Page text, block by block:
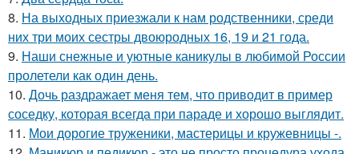
8. На выходных приезжали к нам родственники, среди
них три моих сестры двоюродных 16, 19 и 21 года.
9. Наши снежные и уютные каникулы в любимой России
пролетели как один день.
10. Дочь раздражает меня тем, что приводит в пример
соседку, которая всегда при параде и хорошо выглядит.
11. Мои дорогие труженики, мастерицы и кружевницы -.